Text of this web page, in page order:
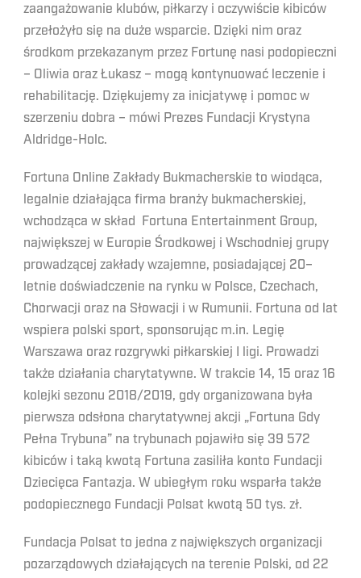
zaangażowanie klubów, piłkarzy i oczywiście kibiców
przełożyło się na duże wsparcie. Dzięki nim oraz
środkom przekazanym przez Fortunę nasi podopieczni
– Oliwia oraz Łukasz – mogą kontynuować leczenie i
rehabilitację. Dziękujemy za inicjatywę i pomoc w
szerzeniu dobra – mówi Prezes Fundacji Krystyna
Aldridge-Holc.
Fortuna Online Zakłady Bukmacherskie to wiodąca,
legalnie działająca firma branży bukmacherskiej,
wchodząca w skład Fortuna Entertainment Group,
największej w Europie Środkowej i Wschodniej grupy
prowadzącej zakłady wzajemne, posiadającej 20–
letnie doświadczenie na rynku w Polsce, Czechach,
Chorwacji oraz na Słowacji i w Rumunii. Fortuna od lat
wspiera polski sport, sponsorując m.in. Legię
Warszawa oraz rozgrywki piłkarskiej I ligi. Prowadzi
także działania charytatywne. W trakcie 14, 15 oraz 16
kolejki sezonu 2018/2019, gdy organizowana była
pierwsza odsłona charytatywnej akcji „Fortuna Gdy
Pełna Trybuna” na trybunach pojawiło się 39 572
kibiców i taką kwotą Fortuna zasiliła konto Fundacji
Dziecięca Fantazja. W ubiegłym roku wsparła także
podopiecznego Fundacji Polsat kwotą 50 tys. zł.
Fundacja Polsat to jedna z największych organizacji
pozarządowych działających na terenie Polski, od 22